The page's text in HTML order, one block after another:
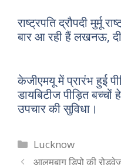
राष्ट्रपति द्रौपदी मुर्मू
बार आ रही हैं लखनऊ,
केजीएमयू में प्रारंभ हुई
डायबिटीज पीड़ित
उपचार की सुविधा।
Categories
Lucknow
आलमबाग डिपो की